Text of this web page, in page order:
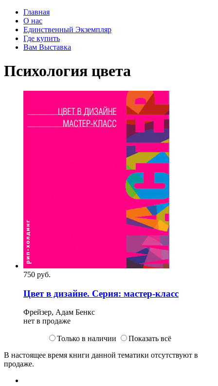
Главная
О нас
Единственный Экземпляр
Где купить
Вам Выставка
Психология цвета
750 pуб.
Цвет в дизайне. Серия: мастер-класс
Фрейзер, Адам Бенкс
нет в продаже
Только в наличии
Показать всё
В настоящее время книги данной тематики отсутствуют в
продаже.